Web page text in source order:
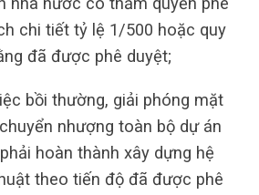
chi tiết tỷ lệ 1/500 hoặc quy
đã được phê duyệt;
bồi thường, giải phóng mặt
nhượng toàn bộ dự án
hoàn thành xây dựng hệ
theo tiến độ đã được phê